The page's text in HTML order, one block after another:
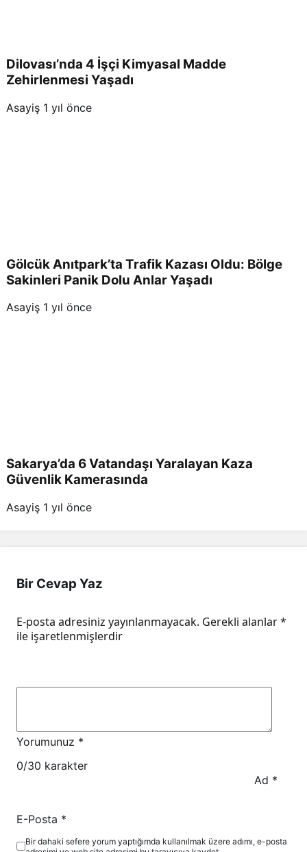
Dilovası’nda 4 İşçi Kimyasal Madde
Zehirlenmesi Yaşadı
Asayiş 1 yıl önce
Gölcük Anıtpark’ta Trafik Kazası Oldu: Bölge
Sakinleri Panik Dolu Anlar Yaşadı
Asayiş 1 yıl önce
Sakarya’da 6 Vatandaşı Yaralayan Kaza
Güvenlik Kamerasında
Asayiş 1 yıl önce
Bir Cevap Yaz
E-posta adresiniz yayınlanmayacak. Gerekli alanlar*
ile işaretlenmişlerdir
Yorumunuz *
0/30 karakter
Ad *
E-Posta *
Bir dahaki sefere yorum yaptığımda kullanılmak üzere adımı, e-posta